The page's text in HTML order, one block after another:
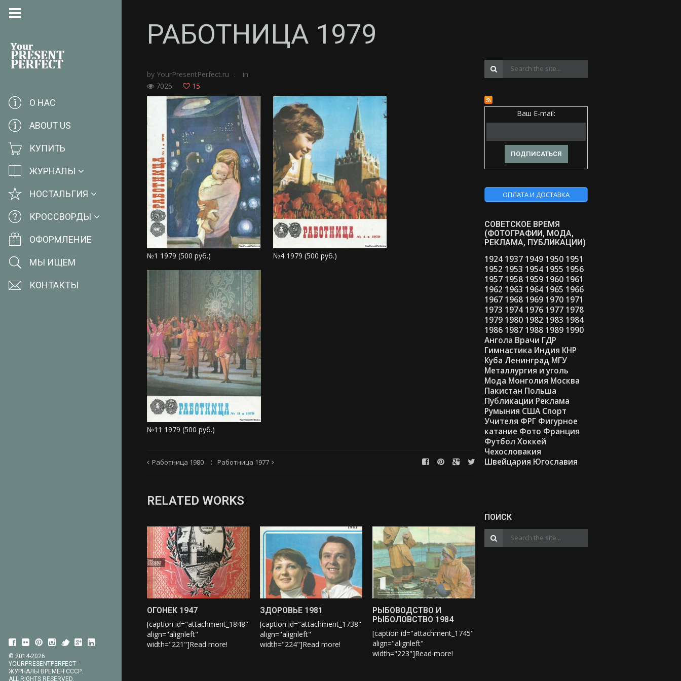
О НАС
ABOUT US
КУПИТЬ
ЖУРНАЛЫ
НОСТАЛЬГИЯ
КРОССВОРДЫ
ОФОРМЛЕНИЕ
МЫ ИЩЕМ
КОНТАКТЫ
© 2014-2026
YOURPRESENTPERFECT -
ЖУРНАЛЫ ВРЕМЕН СССР.
ALL RIGHTS RESERVED.
РАБОТНИЦА 1979
by YourPresentPerfect.ru
in
7025
15
№1 1979 (500 руб.) №4 1979 (500 руб.)
№11 1979 (500 руб.)
Работница 1980 Работница 1977
RELATED WORKS
ОГОНЕК 1947
[caption id="attachment_1848"
align="alignleft"
width="221"]Read more!
ЗДОРОВЬЕ 1981
[caption id="attachment_1738"
align="alignleft"
width="224"]Read more!
РЫБОВОДСТВО И
РЫБОЛОВСТВО 1984
[caption id="attachment_1745"
align="alignleft"
width="223"]Read more!
Ваш E-mail:
ОПЛАТА И ДОСТАВКА
СОВЕТСКОЕ ВРЕМЯ
(ФОТОГРАФИИ, МОДА,
РЕКЛАМА, ПУБЛИКАЦИИ)
1924 1937 1949 1950 1951
1952 1953 1954 1955 1956
1957 1958 1959 1960 1961
1962 1963 1964 1965 1966
1967 1968 1969 1970 1971
1973 1974 1976 1977 1978
1979 1980 1982 1983 1984
1986 1987 1988 1989 1990
Ангола Врачи ГДР
Гимнастика Индия КНР
Куба Ленинград МГУ
Металлургия и уголь
Мода Монголия Москва
Пакистан Польша
Публикации Реклама
Румыния США Спорт
Учителя ФРГ Фигурное
катание Фото Франция
Футбол Хоккей
Чехословакия
Швейцария Югославия
ПОИСК